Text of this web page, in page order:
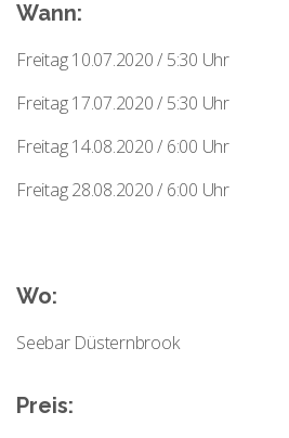
Wann:
Freitag 10.07.2020 / 5:30 Uhr
Freitag 17.07.2020 / 5:30 Uhr
Freitag 14.08.2020 / 6:00 Uhr
Freitag 28.08.2020 / 6:00 Uhr
Wo:
Seebar Düsternbrook
Preis: